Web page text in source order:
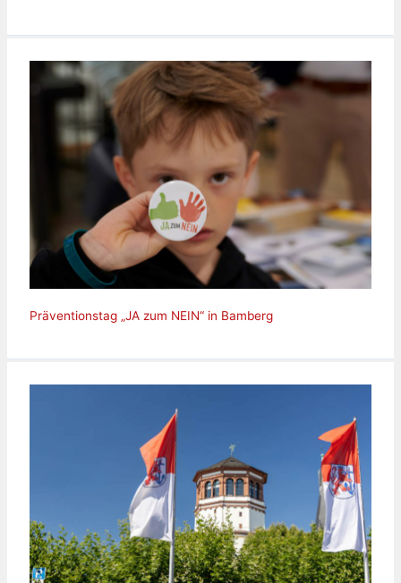
Präventionstag „JA zum NEIN“ in Bamberg